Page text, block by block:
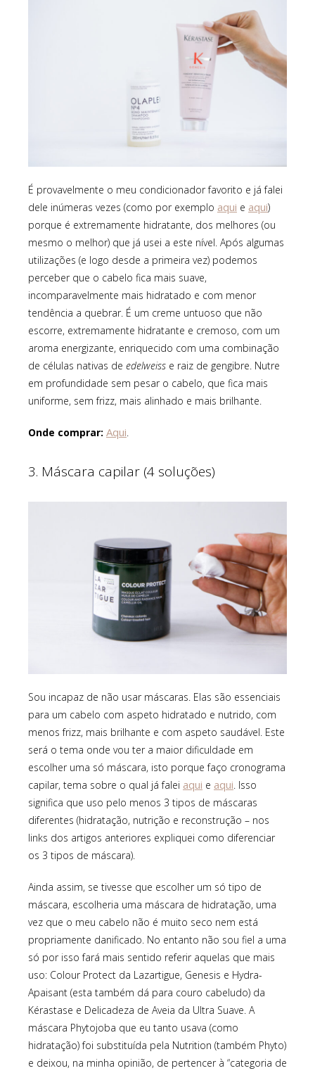
É provavelmente o meu condicionador favorito e já falei
dele inúmeras vezes (como por exemplo aqui e aqui)
porque é extremamente hidratante, dos melhores (ou
mesmo o melhor) que já usei a este nível. Após algumas
utilizações (e logo desde a primeira vez) podemos
perceber que o cabelo fica mais suave,
incomparavelmente mais hidratado e com menor
tendência a quebrar. É um creme untuoso que não
escorre, extremamente hidratante e cremoso, com um
aroma energizante, enriquecido com uma combinação
de células nativas de edelweiss e raiz de gengibre. Nutre
em profundidade sem pesar o cabelo, que fica mais
uniforme, sem frizz, mais alinhado e mais brilhante.
Onde comprar: Aqui
3. Máscara capilar (4 soluções)
Sou incapaz de não usar máscaras. Elas são essenciais
para um cabelo com aspeto hidratado e nutrido, com
menos frizz, mais brilhante e com aspeto saudável. Este
será o tema onde vou ter a maior dificuldade em
escolher uma só máscara, isto porque faço cronograma
capilar, tema sobre o qual já falei aqui e aqui. Isso
significa que uso pelo menos 3 tipos de máscaras
diferentes (hidratação, nutrição e reconstrução – nos
links dos artigos anteriores expliquei como diferenciar
os 3 tipos de máscara).
Ainda assim, se tivesse que escolher um só tipo de
máscara, escolheria uma máscara de hidratação, uma
vez que o meu cabelo não é muito seco nem está
propriamente danificado. No entanto não sou fiel a uma
só por isso fará mais sentido referir aquelas que mais
uso: Colour Protect da Lazartigue, Genesis e Hydra-
Apaisant (esta também dá para couro cabeludo) da
Kérastase e Delicadeza de Aveia da Ultra Suave. A
máscara Phytojoba que eu tanto usava (como
hidratação) foi substituída pela Nutrition (também Phyto)
e deixou, na minha opinião, de pertencer à “categoria de